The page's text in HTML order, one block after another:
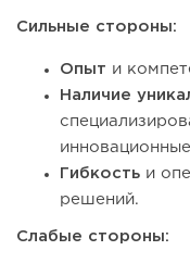
Сильные стороны:
Опыт и
Наличие
Гибкость и
решений.
Слабые стороны: